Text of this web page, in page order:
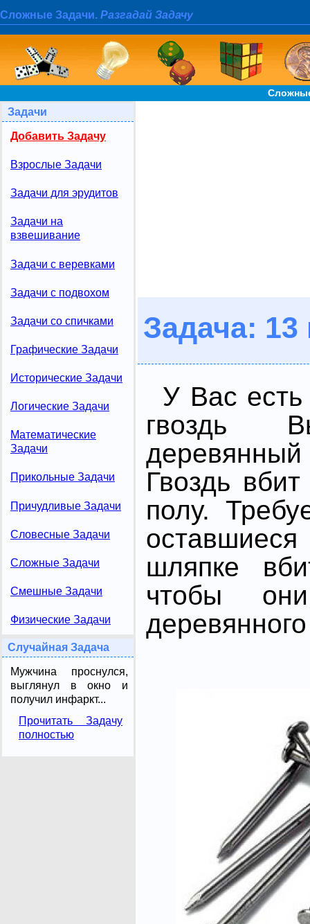
Сложные Задачи. Разгадай Задачу
Задачи
Добавить Задачу
Взрослые Задачи
Задачи для эрудитов
Задачи на
взвешивание
Задачи с веревками
Задачи с подвохом
Задачи со спичками
Графические Задачи
Исторические Задачи
Логические Задачи
Математические
Задачи
Прикольные Задачи
Причудливые Задачи
Словесные Задачи
Сложные Задачи
Смешные Задачи
Физические Задачи
Случайная Задача
Мужчина проснулся,
выглянул в окно и
получил инфаркт...
Прочитать Задачу
полностью
Задача: 13
У Вас
гвоздь
Гвоздь
полу.
шляпке
чтобы